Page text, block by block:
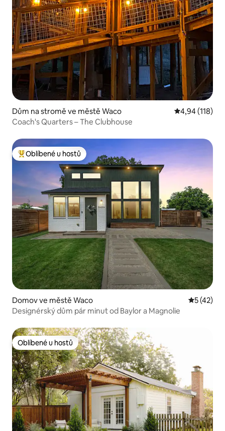
Dům na stromě ve městě Waco Průměrné
4,94 (118)
Coach's Quarters – The Clubhouse
Nejlepší v kategorii Oblíbené u hostů
Oblíbené u hostů
Domov ve městě Waco Průměrné
5 (42)
Designérský dům pár minut od Baylor a Magnolie
Oblíbené u hostů
Oblíbené u hostů